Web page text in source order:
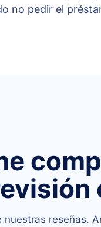
no pedir el
reseñas.